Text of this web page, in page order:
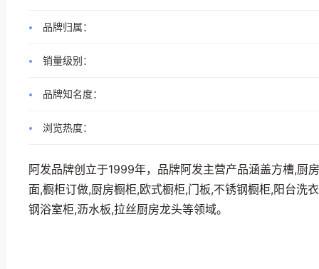
品牌归属：
销量级别：
品牌知名度：
浏览热度：
阿发品牌创立于1999年，品牌阿发主营产品涵盖方槽,厨
面,橱柜订做,厨房橱柜,欧式橱柜,门板,不锈钢橱柜,阳台洗
钢浴室柜,沥水板,拉丝厨房龙头等领域。